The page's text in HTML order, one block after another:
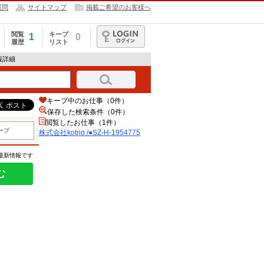
問 サイトマップ 掲載ご希望のお客様へ
閲覧
履歴
1
キープ
リスト
0
ログイン
詳細
プ
新情報です
キープ中のお仕事（0件）
保存した検索条件（0件）
閲覧したお仕事（1件）
株式会社kotrio /●SZ-H-1954775